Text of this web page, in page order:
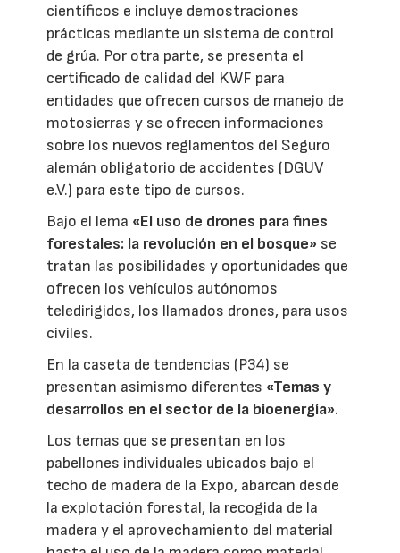
científicos e incluye demostraciones
prácticas mediante un sistema de control
de grúa. Por otra parte, se presenta el
certificado de calidad del KWF para
entidades que ofrecen cursos de manejo de
motosierras y se ofrecen informaciones
sobre los nuevos reglamentos del Seguro
alemán obligatorio de accidentes (DGUV
e.V.) para este tipo de cursos.
Bajo el lema «El uso de drones para fines
forestales: la revolución en el bosque» se
tratan las posibilidades y oportunidades que
ofrecen los vehículos autónomos
teledirigidos, los llamados drones, para usos
civiles.
En la caseta de tendencias (P34) se
presentan asimismo diferentes «Temas y
desarrollos en el sector de la bioenergía».
Los temas que se presentan en los
pabellones individuales ubicados bajo el
techo de madera de la Expo, abarcan desde
la explotación forestal, la recogida de la
madera y el aprovechamiento del material